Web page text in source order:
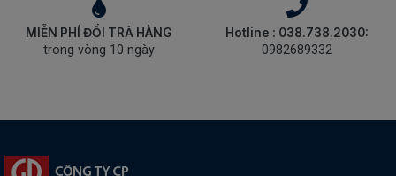
MIỄN PHÍ ĐỔI TRẢ HÀNG
trong vòng 10 ngày
Hotline : 038.738.2030:
0982689332